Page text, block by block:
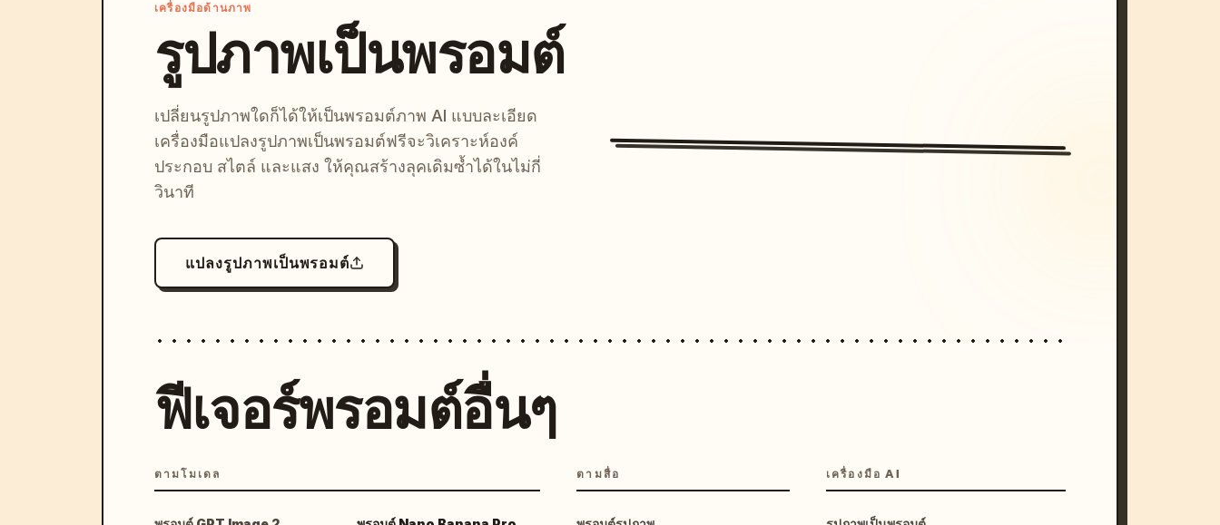
เครื่องมือด้านภาพ
รูปภาพเป็นพรอมต์
เปลี่ยนรูปภาพใดก็ได้ให้เป็นพรอมต์ภาพ AI แบบละเอียด
เครื่องมือแปลงรูปภาพเป็นพรอมต์ฟรีจะวิเคราะห์องค์
ประกอบ สไตล์ และแสง ให้คุณสร้างลุคเดิมซ้ำได้ในไม่กี่
วินาที
แปลงรูปภาพเป็นพรอมต์
ฟีเจอร์พรอมต์อื่นๆ
ตามโมเดล ตามสื่อ เครื่องมือ AI